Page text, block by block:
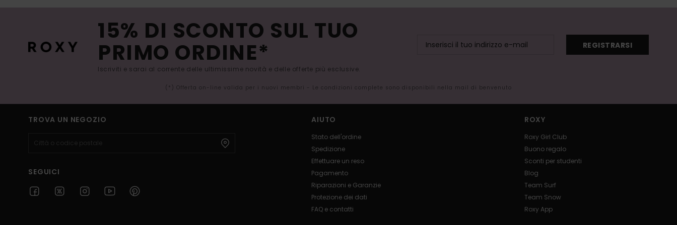
15% DI SCONTO SUL TUO
PRIMO ORDINE*
Iscriviti e sarai al corrente delle ultimissime novità e delle offerte più esclusive.
REGISTRARSI
(*) Offerta on-line valida per i nuovi membri - Le condizioni complete sono disponibili nella mail di benvenuto
TROVA UN NEGOZIO
SEGUICI
AIUTO
Stato dell'ordine
Spedizione
Effettuare un reso
Pagamento
Riparazioni e Garanzie
Protezione dei dati
FAQ e contatti
ROXY
Roxy Girl Club
Buono regalo
Sconti per studenti
Blog
Team Surf
Team Snow
Roxy App